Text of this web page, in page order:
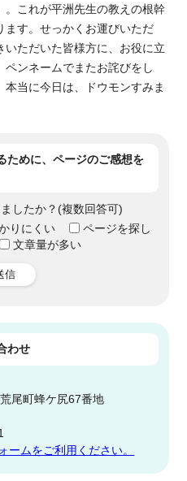
。これが平洲先生の教えの根幹
ます。せっかくお運びいただ
いただいた皆様方に、お役に立
ンネームでまたお詫びをし
当に今日は、ドウモンすみま
ために、ページのご感想を
したか？(複数回答可)
りにくい
ページを探し
文章量が多い
信
わせ
尾町蜂ケ尻67番地
ームをご利用ください。